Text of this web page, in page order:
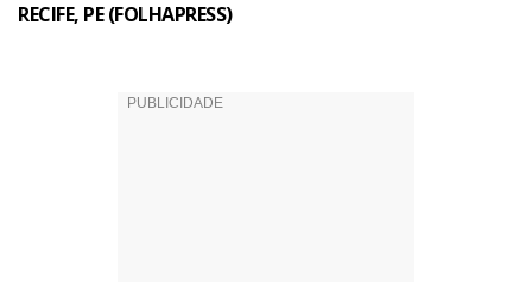
RECIFE, PE (FOLHAPRESS)